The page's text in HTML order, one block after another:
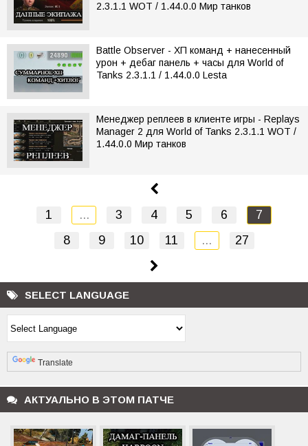
2.3.1.1 WOT / 1.44.0.0 Мир танков
Battle Observer - ХП команд + нанесенный
урон + дебаг панель + часы для World of
Tanks 2.3.1.1 / 1.44.0.0 Lesta
Менеджер реплеев в клиенте игры - Replays
Manager 2 для World of Tanks 2.3.1.1 WOT /
1.44.0.0 Мир танков
1 ... 3 4 5 6
7
8
9 10 11 ... 27
SELECT LANGUAGE
Translate
АКТУАЛЬНО В ЭТОМ ПАТЧЕ